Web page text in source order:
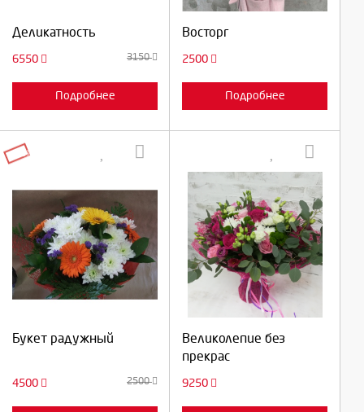
Деликатность
6550 3150
Подробнее
Восторг
2500
Подробнее
Продолжить
Букет радужный
--80%
4500 2500
Выберите количество:
Великолепие без
прекрас
9250
Выберите количество: